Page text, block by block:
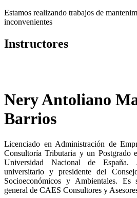
Estamos realizando trabajos de
inconvenientes
Instructores
Nery Antoliano
Barrios
Licenciado en Administración de
Consultoría Tributaria y un Postgrado
Universidad Nacional de España.
universitario y presidente del
Socioeconómicos y Ambientales.
general de CAES Consultores y